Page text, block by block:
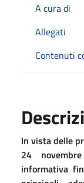
A cura di
Allegati
Contenuti
In vista delle
24
informativa